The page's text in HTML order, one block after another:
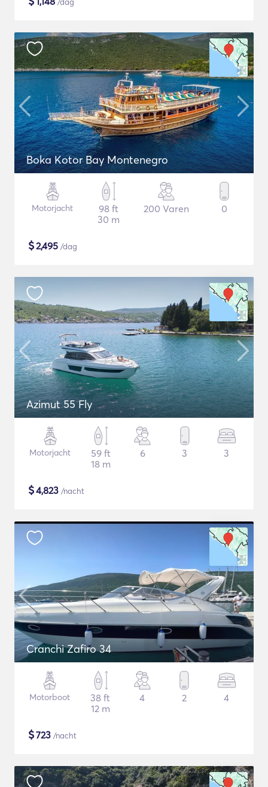
Boka Kotor Bay Montenegro
Motorjacht
98 ft
30 m
200 Varen 0
$2,495 /dag
Azimut 55 Fly
Motorjacht
59 ft
18 m
6 3 3
$4,823 /nacht
Cranchi Zafiro 34
Motorboot
38 ft
12 m
4 2 4
$723 /nacht